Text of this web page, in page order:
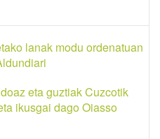
lanak modu ordenatuan
eta guztiak Cuzcotik
ikusgai dago Oiasso